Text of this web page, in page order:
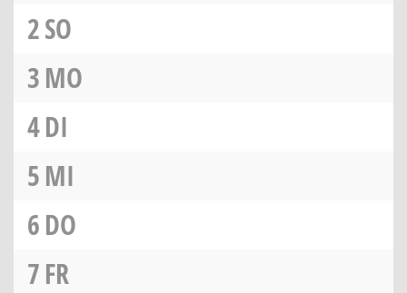
2SO
3MO
4DI
5MI
6DO
7FR